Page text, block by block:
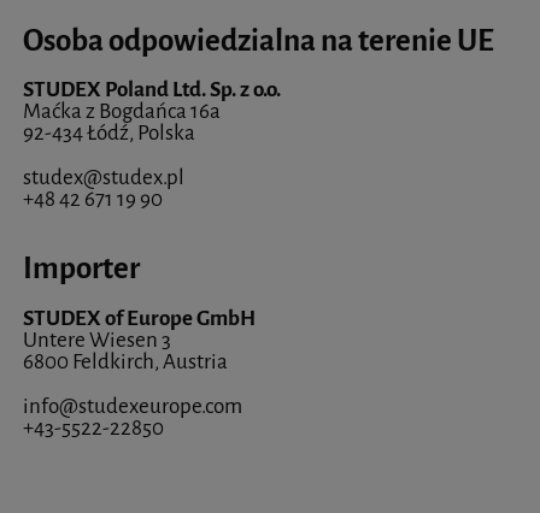
Osoba odpowiedzialna na terenie UE
STUDEX Poland Ltd. Sp. z o.o.
Maćka z Bogdańca 16a
92-434 Łódź, Polska
studex@studex.pl
+48 42 671 19 90
Importer
STUDEX of Europe GmbH
Untere Wiesen 3
6800 Feldkirch, Austria
info@studexeurope.com
+43-5522-22850